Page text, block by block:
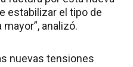
estabilizar el tipo de
analizó.
nuevas tensiones